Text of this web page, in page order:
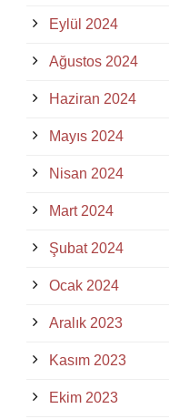
Eylül 2024
Ağustos 2024
Haziran 2024
Mayıs 2024
Nisan 2024
Mart 2024
Şubat 2024
Ocak 2024
Aralık 2023
Kasım 2023
Ekim 2023